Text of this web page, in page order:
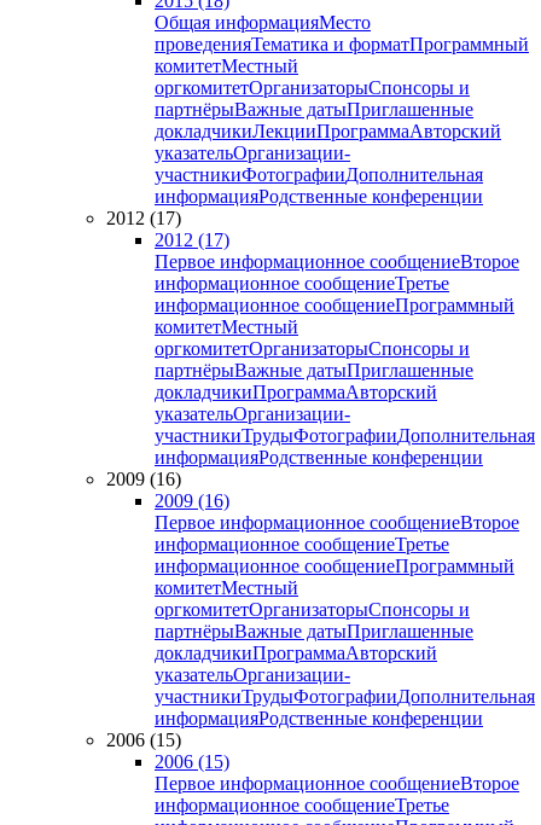
Общая информацияМесто
проведенияТематика и форматПрограммный
комитетМестный
оргкомитетОрганизаторыСпонсоры и
партнёрыВажные датыПриглашенные
докладчикиЛекцииПрограммаАвторский
указательОрганизации-
участникиФотографииДополнительная
информацияРодственные конференции
2012 (17)
2012 (17)
Первое информационное сообщениеВторое
информационное сообщениеТретье
информационное сообщениеПрограммный
комитетМестный
оргкомитетОрганизаторыСпонсоры и
партнёрыВажные датыПриглашенные
докладчикиПрограммаАвторский
указательОрганизации-
участникиТрудыФотографииДополнительная
информацияРодственные конференции
2009 (16)
2009 (16)
Первое информационное сообщениеВторое
информационное сообщениеТретье
информационное сообщениеПрограммный
комитетМестный
оргкомитетОрганизаторыСпонсоры и
партнёрыВажные датыПриглашенные
докладчикиПрограммаАвторский
указательОрганизации-
участникиТрудыФотографииДополнительная
информацияРодственные конференции
2006 (15)
2006 (15)
Первое информационное сообщениеВторое
информационное сообщениеТретье